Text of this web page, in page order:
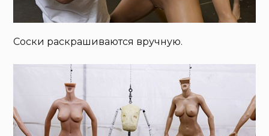
Соски раскрашиваются вручную.